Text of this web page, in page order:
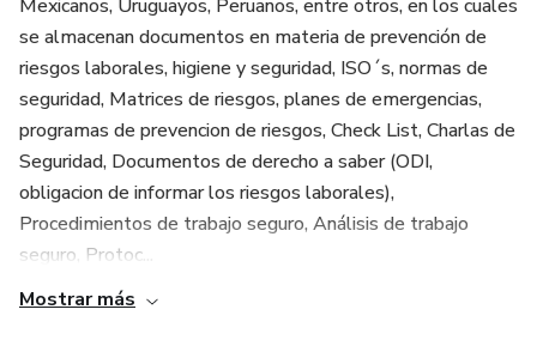
Mexicanos, Uruguayos, Peruanos, entre otros, en los cuales
se almacenan documentos en materia de prevención de
riesgos laborales, higiene y seguridad, ISO´s, normas de
seguridad, Matrices de riesgos, planes de emergencias,
programas de prevencion de riesgos, Check List, Charlas de
Seguridad, Documentos de derecho a saber (ODI,
obligacion de informar los riesgos laborales),
Procedimientos de trabajo seguro, Análisis de trabajo
seguro, Protoc...
Mostrar más